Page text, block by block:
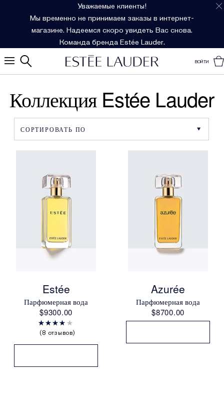
Уважаемые клиенты!
Мы временно не принимаем заказы в интернет-
магазине. Надеемся скоро увидеть Вас снова.
Команда бренда Estée Lauder.
ВОЙТИ
Коллекция Estée Lauder
Estée
Парфюмерная вода
$9300.00
8 отзывов
Azurée
Парфюмерная вода
$8700.00